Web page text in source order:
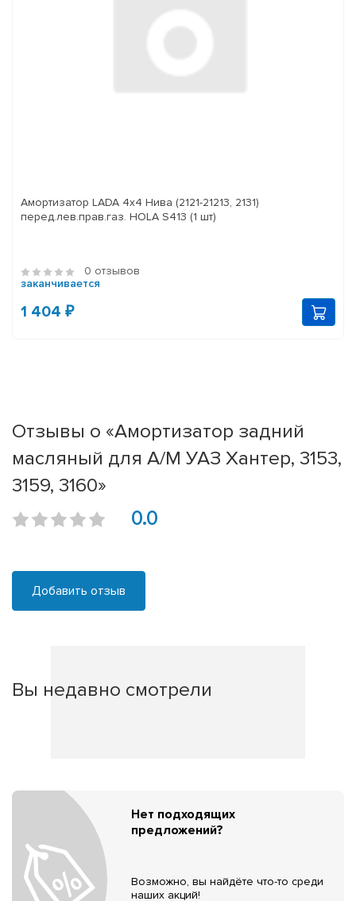
Амортизатор LADA 4x4 Нива (2121-21213, 2131)
перед.лев.прав.газ. HOLA S413 (1 шт)
0 отзывов
заканчивается
1 404 ₽
Отзывы о «Амортизатор задний
масляный для А/М УАЗ Хантер, 3153,
3159, 3160»
0.0
Добавить отзыв
Вы недавно смотрели
Нет подходящих
предложений?
Возможно, вы найдёте что-то среди
наших акций!